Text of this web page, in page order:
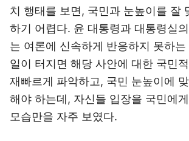
치 행태를 보면, 국민과 눈높이를 잘
하기 어렵다. 윤 대통령과 대통령실
는 여론에 신속하게 반응하지 못하
일이 터지면 해당 사안에 대한 국민
재빠르게 파악하고, 국민 눈높이에
해야 하는데, 자신들 입장을 국민에
모습만을 자주 보였다.